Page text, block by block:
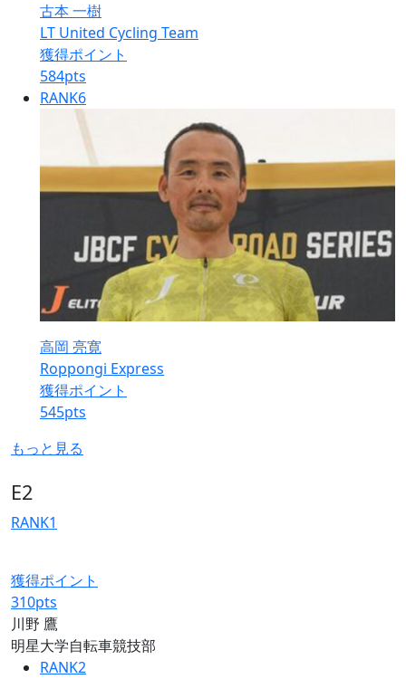
古本 一樹
LT United Cycling Team
獲得ポイント
584pts
RANK6
高岡 亮寛
Roppongi Express
獲得ポイント
545pts
もっと見る
E2
RANK1
獲得ポイント
310pts
川野 鷹
明星大学自転車競技部
RANK2